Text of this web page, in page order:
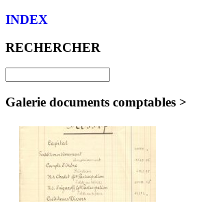
INDEX
RECHERCHER
Galerie documents comptables >